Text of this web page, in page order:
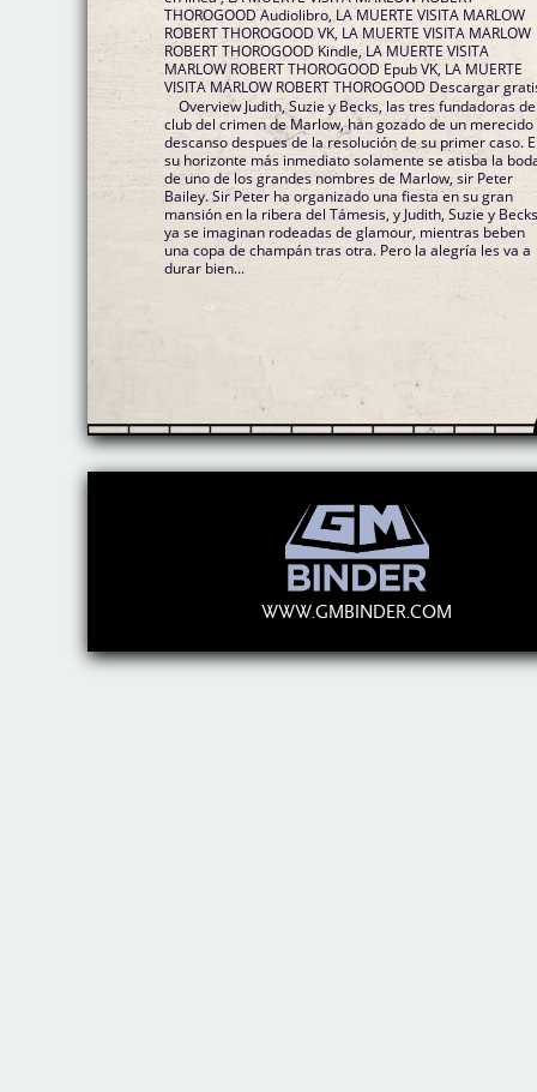
THOROGOOD Audiolibro, LA MUERTE VISITA MARLOW
ROBERT THOROGOOD VK, LA MUERTE VISITA MARLOW
ROBERT THOROGOOD Kindle, LA MUERTE VISITA
MARLOW ROBERT THOROGOOD Epub VK, LA MUERTE
VISITA MARLOW ROBERT THOROGOOD Descargar
Overview Judith, Suzie y Becks, las tres fundadoras
club del crimen de Marlow, han gozado de un merecido
descanso despues de la resolución de su primer caso.
su horizonte más inmediato solamente se atisba la
de uno de los grandes nombres de Marlow, sir Peter
Bailey. Sir Peter ha organizado una fiesta en su gran
mansión en la ribera del Támesis, y Judith, Suzie y
ya se imaginan rodeadas de glamour, mientras beben
una copa de champán tras otra. Pero la alegría les va a
durar bien...
WWW.GMBINDER.COM